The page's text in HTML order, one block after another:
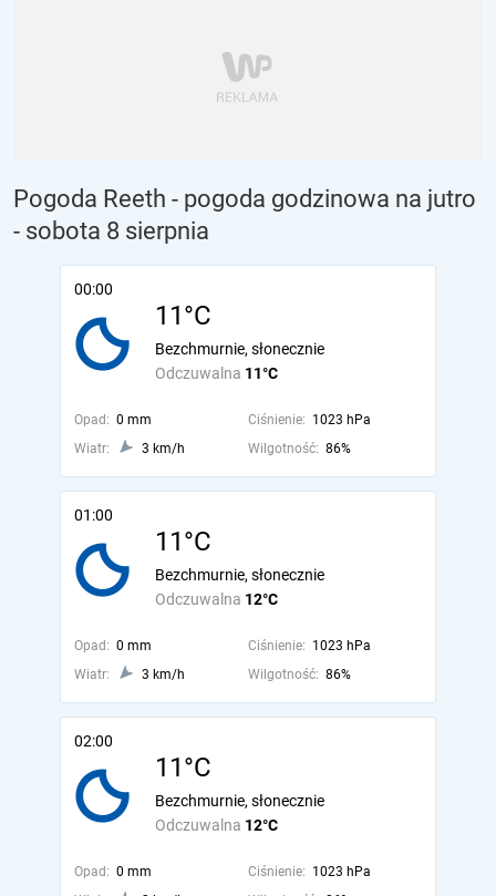
Pogoda Reeth - pogoda godzinowa na jutro
- sobota 8 sierpnia
00:00
11°C
Odczuwalna 11°C
Bezchmurnie, słonecznie
Opad: 0 mm Ciśnienie: 1023 hPa
Wiatr:
3 km/h Wilgotność: 86%
01:00
11°C
Odczuwalna 12°C
Bezchmurnie, słonecznie
Opad: 0 mm Ciśnienie: 1023 hPa
Wiatr:
3 km/h Wilgotność: 86%
02:00
11°C
Odczuwalna 12°C
Bezchmurnie, słonecznie
Opad: 0 mm Ciśnienie: 1023 hPa